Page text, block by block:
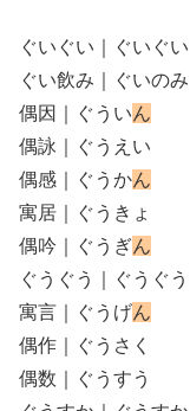
ぐいぐい｜ぐいぐい
ぐい飲み｜ぐいのみ
偶因｜ぐういん
偶詠｜ぐうえい
偶感｜ぐうかん
寓居｜ぐうきょ
偶吟｜ぐうぎん
ぐうぐう｜ぐうぐう
寓言｜ぐうげん
偶作｜ぐうさく
偶数｜ぐうすう